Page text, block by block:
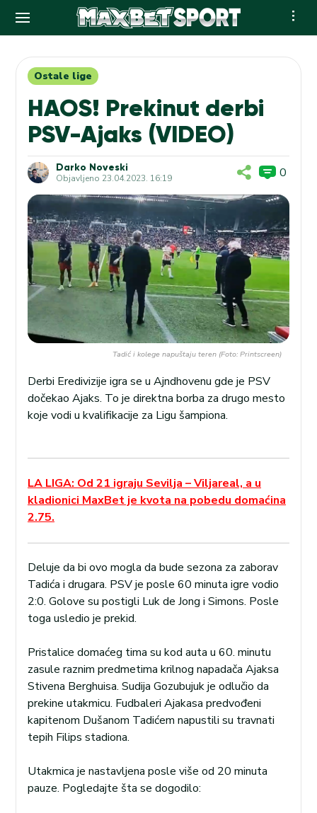
contentOstale lige
HAOS! Prekinut derbi
PSV-Ajaks (VIDEO)
Darko Noveski
Objavljeno 23.04.2023. 16:19 0
Tadić i kolege napuštaju teren (Foto: Printscreen)
Derbi Eredivizije igra se u Ajndhovenu gde je PSV
dočekao Ajaks. To je direktna borba za drugo mesto
koje vodi u kvalifikacije za Ligu šampiona.
LA LIGA: Od 21 igraju Sevilja – Viljareal, a u
kladionici MaxBet je kvota na pobedu domaćina
2.75.
Deluje da bi ovo mogla da bude sezona za zaborav
Tadića i drugara. PSV je posle 60 minuta igre vodio
2:0. Golove su postigli Luk de Jong i Simons. Posle
toga usledio je prekid.
Pristalice domaćeg tima su kod auta u 60. minutu
zasule raznim predmetima krilnog napadača Ajaksa
Stivena Berghuisa. Sudija Gozubujuk je odlučio da
prekine utakmicu. Fudbaleri Ajakasa predvođeni
kapitenom Dušanom Tadićem napustili su travnati
tepih Filips stadiona.
Utakmica je nastavljena posle više od 20 minuta
pauze. Pogledajte šta se dogodilo: